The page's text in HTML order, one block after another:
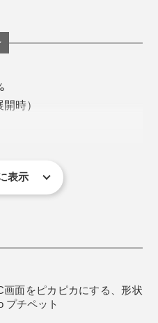
ブランド『100percent』
モノに。そして今、ポンポ
いてバズり中。
時）
表示
画面をピカピカにする、形状
プチペット